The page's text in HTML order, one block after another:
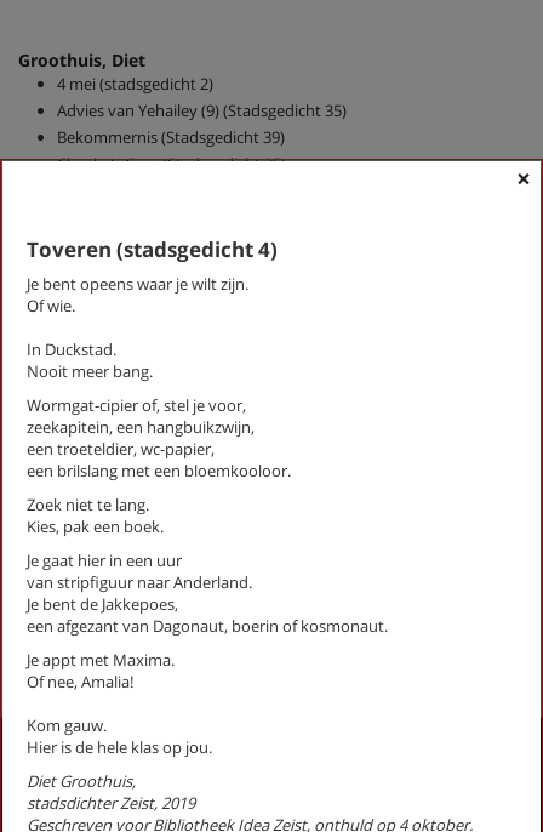
Groothuis, Diet
4 mei (stadsgedicht 2)
Advies van Yehailey (9) (Stadsgedicht 35)
Bekommernis (Stadsgedicht 39)
Chucky's Gym (Stadsgedicht 25)
Eenzame stad (stadsgedicht 19)
Groet vandaag (eens een rollator) (stadsgedicht 5)
Herinnering aan Hendrik Marsman (stadsgedicht 22)
Landgoed Sandwijck
Melkkloppertje
Nu nodig (Stadsgedicht 26)
Supermens
Toveren (stadsgedicht 4)
Uitzicht (Stadsgedicht 11)
Voor wie ons wil (Stadsgedicht 32)
Voorbij onze ogen (Stadsgedicht 30)
winterliedje (Stadsgedicht 16)
1
×
Toveren (stadsgedicht 4)
Je bent opeens waar je wilt zijn.
Of wie.
In Duckstad.
Nooit meer bang.
Wormgat-cipier of, stel je voor,
zeekapitein, een hangbuikzwijn,
een troeteldier, wc-papier,
een brilslang met een bloemkooloor.
Zoek niet te lang.
Kies, pak een boek.
Je gaat hier in een uur
van stripfiguur naar Anderland.
Je bent de Jakkepoes,
een afgezant van Dagonaut, boerin of kosmonaut.
Je appt met Maxima.
Of nee, Amalia!
Kom gauw.
Hier is de hele klas op jou.
Diet Groothuis,
stadsdichter Zeist, 2019
Geschreven voor Bibliotheek Idea Zeist, onthuld op 4 oktober.
Activiteiten
Lezingen door en over schrijvers
Stadsdichtersduo van Zeist